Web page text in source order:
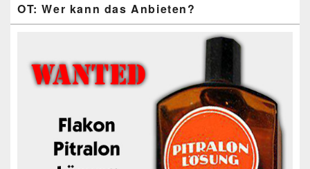
OT: Wer kann das Anbieten?